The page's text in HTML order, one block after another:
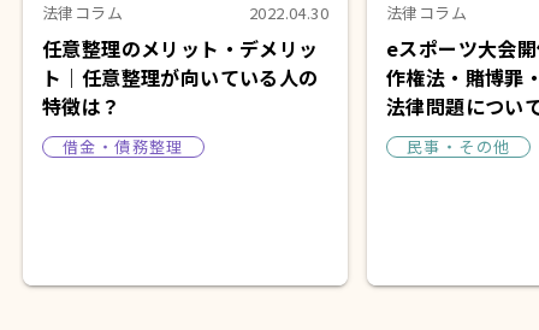
法律コラム 2022.04.30
任意整理のメリット・デメリッ
ト｜任意整理が向いている人の
特徴は？
借金・債務整理
法律コラム
eスポーツ大会
作権法・賭博罪
法律問題につい
民事・その他